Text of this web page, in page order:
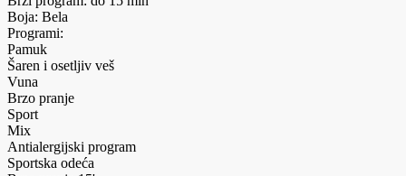
Boja: Bela
Programi:
Pamuk
Šaren i osetljiv veš
Vuna
Brzo pranje
Sport
Mix
Antialergijski program
Sportska odeća